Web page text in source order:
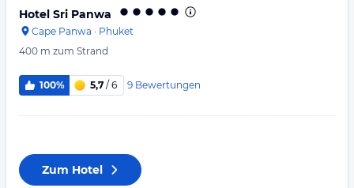
Hotel Sri Panwa
Cape Panwa · Phuket
400 m zum Strand
100% 5,7 / 6 9 Bewertungen
Zum Hotel